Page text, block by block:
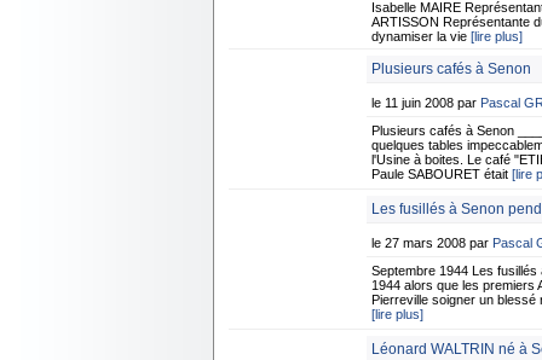
Isabelle MAIRE
ARTISSON Représentante
dynamiser la vie [lire plus]
Plusieurs cafés à Senon
le 11 juin 2008 par Pascal
Plusieurs cafés à Senon
quelques tables
l'Usine à boites. Le café
Paule SABOURET était [lire
Les fusillés à Senon
le 27 mars 2008 par Pascal
Septembre 1944 Les
1944 alors que les premiers
Pierreville soigner un blessé
[lire plus]
Léonard WALTRIN né à